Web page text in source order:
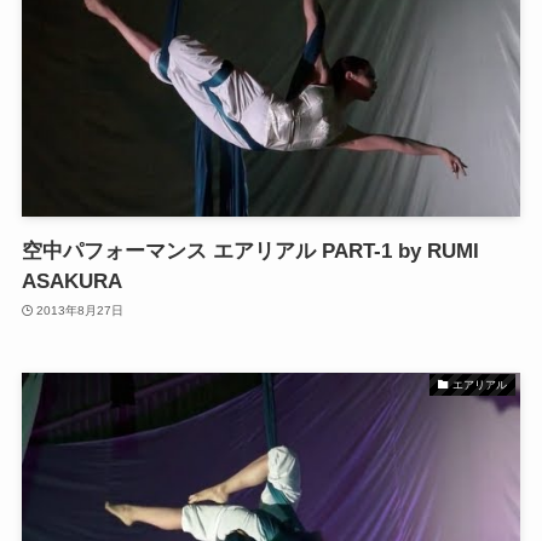
空中パフォーマンス エアリアル PART-1 by RUMI
ASAKURA
2013年8月27日
エアリアル